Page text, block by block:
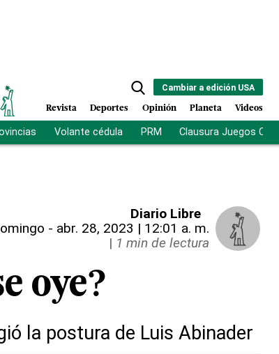
Cambiar a edición USA
Revista Deportes Opinión Planeta Videos
Volante cédula PRM Clausura Juegos
Diario Libre
- abr. 28, 2023 | 12:01 a. m.
| 1 min de lectura
oye?
la postura de Luis Abinader